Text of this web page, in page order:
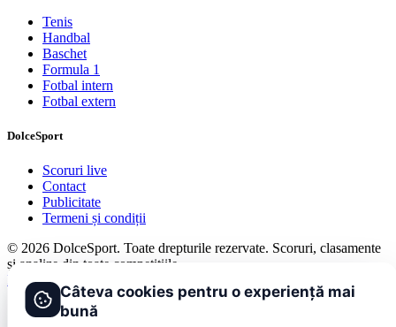
Tenis
Handbal
Baschet
Formula 1
Fotbal intern
Fotbal extern
DolceSport
Scoruri live
Contact
Publicitate
Termeni și condiții
© 2026 DolceSport. Toate drepturile rezervate. Scoruri, clasamente
și analize din toate competițiile
Fotbal intern
Câteva cookies pentru o experiență mai
bună